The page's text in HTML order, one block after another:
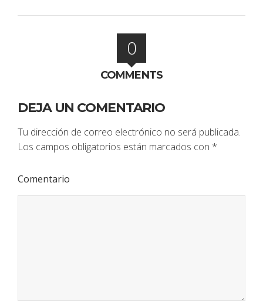
0
COMMENTS
DEJA UN COMENTARIO
Tu dirección de correo electrónico no será publicada.
Los campos obligatorios están marcados con *
Comentario